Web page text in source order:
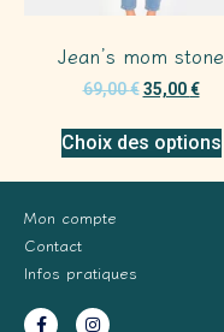
Jean’s mom stone
69,00€ 35,00€
Choix des options
Mon compte
Contact
Infos pratiques